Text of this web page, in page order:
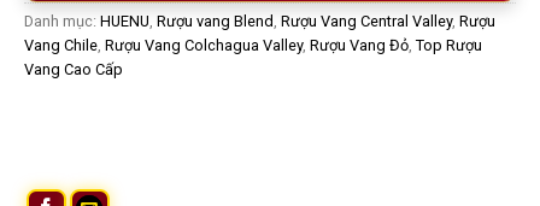
Danh mục: HUENU Rượu vang Blend Rượu Vang Central Valley, Rượu
Vang Chile Rượu Vang Colchagua Valley, Rượu Vang Đỏ Top Rượu
Vang Cao Cấp